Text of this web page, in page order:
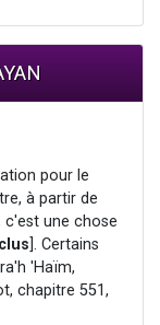
pour le
à partir de
c'est une chose
]. Certains
'Haïm,
chapitre 551,